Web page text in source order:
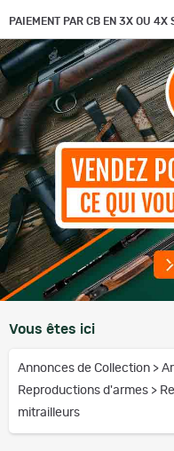
PAIEMENT PAR CB EN 3X OU 4X
Vous êtes ici
Annonces de Collection >
Reproductions d'armes >
mitrailleurs